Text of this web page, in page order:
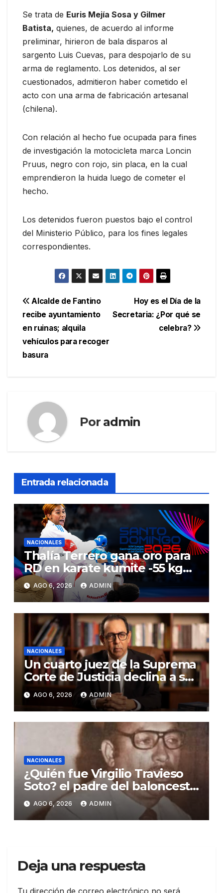
Se trata de Euris Mejía Sosa y Gilmer
Batista, quienes, de acuerdo al informe
preliminar, hirieron de bala disparos al
sargento Luis Cuevas, para despojarlo de su
arma de reglamento. Los detenidos, al ser
cuestionados, admitieron haber cometido el
acto con una arma de fabricación artesanal
(chilena).
Con relación al hecho fue ocupada para fines
de investigación la motocicleta marca Loncin
Pruus, negro con rojo, sin placa, en la cual
emprendieron la huida luego de cometer el
hecho.
Los detenidos fueron puestos bajo el control
del Ministerio Público, para los fines legales
correspondientes.
Navegación
de
entradas
Hoy es el Día de la
Secretaria: ¿Por qué se
celebra?
Alcalde de Fantino
recibe ayuntamiento
en ruinas; alquila
vehículos para recoger
basura
Por admin
Entrada relacionada
NACIONALES
Thalía Terrero gana oro para
RD en karate kumite -55 kg
en Santo Domingo 2026
AGO 6, 2026 ADMIN
NACIONALES
Un cuarto juez de la Suprema
Corte de Justicia declina a ser
evaluado por el CNM
AGO 6, 2026 ADMIN
NACIONALES
¿Quién fue Virgilio Travieso
Soto? el padre del baloncesto
dominicano
AGO 6, 2026 ADMIN
Deja una respuesta